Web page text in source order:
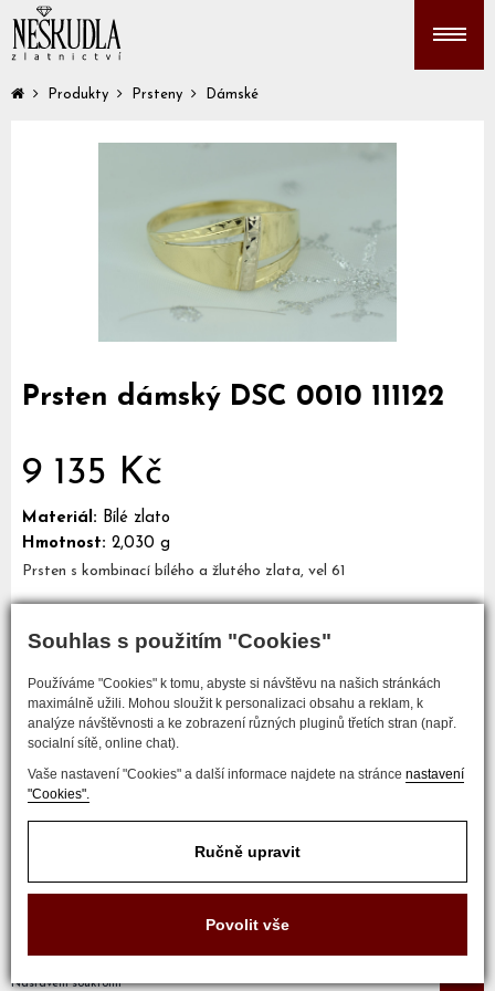
Souhlas s použitím "Cookies"
Používáme "Cookies" k tomu, abyste si návštěvu na našich stránkách
maximálně užili. Mohou sloužit k personalizaci obsahu a reklam, k
analýze návštěvnosti a ke zobrazení různých pluginů třetích stran (např.
socialní sítě, online chat).
Vaše nastavení "Cookies" a další informace najdete na stránce nastavení
"Cookies".
Ručně upravit
Povolit vše
Produkty Prsteny Dámské
Prsten dámský DSC 0010 111122
9 135 Kč
Materiál: Bílé zlato
Hmotnost: 2,030 g
Prsten s kombinací bílého a žlutého zlata, vel 61
Mám zájem o tento šperk
COPYRIGHT © 2017 ZLATNICTVÍ NEŠKUDLA
Nastavení soukromí